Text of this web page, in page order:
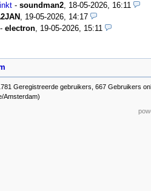
- soundman2, 18-05-2026, 16:11
, 19-05-2026, 14:17
- electron, 19-05-2026, 15:11
Geregistreerde gebruikers, 667 Gebruikers
Amsterdam)